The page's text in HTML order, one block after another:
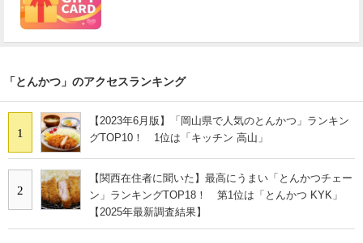
「とんかつ」のアクセスランキング
1
【2023年6月版】「岡山県で人気のとんかつ」ランキン
グTOP10！ 1位は「キッチン 高山」
2
【関西在住者に聞いた】最高にうまい「とんかつチェー
ン」ランキングTOP18！ 第1位は「とんかつ KYK」
【2025年最新調査結果】